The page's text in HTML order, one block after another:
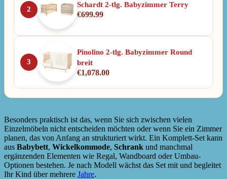
2
Schardt 2-tlg. Babyzimmer Terry
€699.99
3
Pinolino 2-tlg. Babyzimmer Round
breit
€1,078.00
Besonders praktisch ist das, wenn Sie sich zwischen vielen
Einzelmöbeln nicht entscheiden möchten oder wenn Sie ein Zimmer
planen, das von Anfang an strukturiert wirkt. Ein Komplett-Set kann
aus Babybett, Wickelkommode, Schrank und manchmal
ergänzenden Elementen wie Regal, Wandboard oder Umbau-
Optionen bestehen. Je nach Modell wächst das Set mit und begleitet
Ihr Kind über mehrere Jahre.